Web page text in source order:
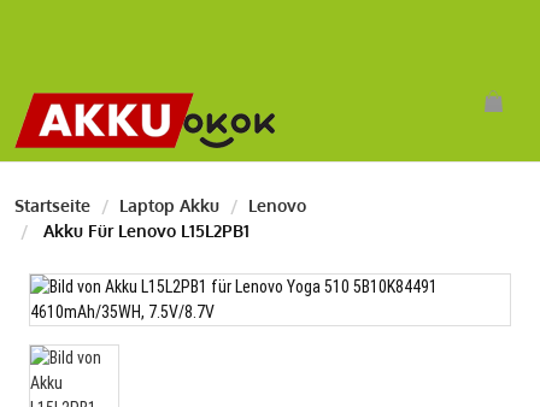
Startseite Laptop Akku
Lenovo
Akku Für Lenovo L15L2PB1